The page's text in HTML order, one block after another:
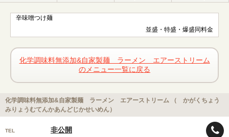
辛味噌つけ麺
並盛・特盛・爆盛同料金
化学調味料無添加&自家製麺 ラーメン エアーストリーム
のメニュー一覧に戻る
化学調味料無添加&自家製麺 ラーメン エアーストリーム （ かがくちょう
みりょうむてんかあんどじかせいめん）
TEL 非公開